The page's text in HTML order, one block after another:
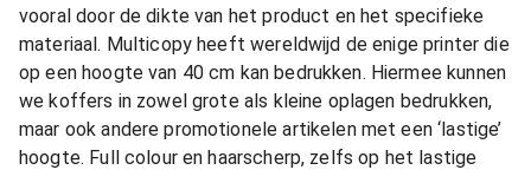
vooral door de dikte van het product en het specifieke
materiaal. Multicopy heeft wereldwijd de enige printer die
op een hoogte van 40 cm kan bedrukken. Hiermee kunnen
we koffers in zowel grote als kleine oplagen bedrukken,
maar ook andere promotionele artikelen met een ‘lastige’
hoogte. Full colour en haarscherp, zelfs op het lastige